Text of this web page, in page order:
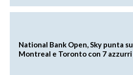
National Bank Open, Sky punta su
Montreal e Toronto con 7 azzurri